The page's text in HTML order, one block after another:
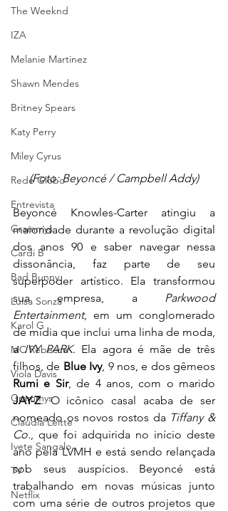
The Weeknd
IZA
Melanie Martinez
Shawn Mendes
Britney Spears
Katy Perry
Miley Cyrus
Rede Globo
Entrevista
Grammys
Cardi B
Bad Bunny
Luísa Sonza
Karol G
MC Rebecca
Viola Davis
Grammys
Claudia Leitte
Ivete Sangalo
TV
Netflix
(Foto: Beyoncé / Campbell Addy)
Beyoncé Knowles-Carter atingiu a
maioridade durante a revolução digital
dos anos 90 e saber navegar nessa
dissonância, faz parte de seu
superpoder artístico. Ela transformou
sua empresa, a Parkwood
Entertainment, em um conglomerado
de mídia que inclui uma linha de moda,
a IVY PARK. Ela agora é mãe de três
filhos, de Blue Ivy
Rumi e Sir
JAY-Z. O icônico casal acaba de ser
nomeado os novos rostos da Tiffany &
Co., que foi adquirida no início deste
ano pela LVMH e está sendo relançada
sob seus auspícios. Beyoncé está
trabalhando em novas músicas junto
com uma série de outros projetos que